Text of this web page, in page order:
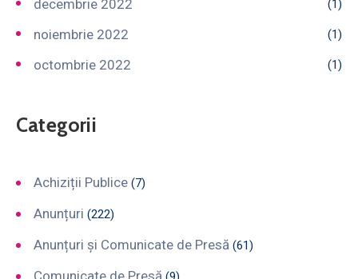
decembrie 2022 (1)
noiembrie 2022 (1)
octombrie 2022 (1)
Categorii
Achiziții Publice (7)
Anunțuri (222)
Anunțuri și Comunicate de Presă (61)